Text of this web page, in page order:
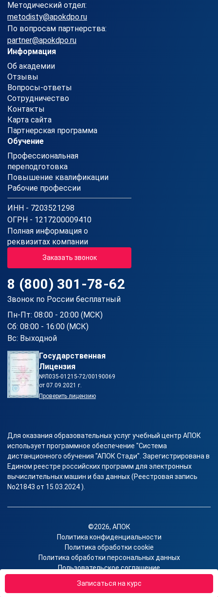
Записаться на курс
Методический отдел:
metodisty@apokdpo.ru
По вопросам партнерства:
partner@apokdpo.ru
Информация
Об академии
Отзывы
Вопросы-ответы
Сотрудничество
Контакты
Карта сайта
Партнерская программа
Обучение
Профессиональная
переподготовка
Повышение квалификации
Рабочие профессии
ИНН - 7203521298
ОГРН - 1217200009410
Полная информация о
реквизитах компании
Заказать звонок
8 (800) 301-78-62
Звонок по России бесплатный
Пн-Пт: 08:00 - 20:00 (МСК)
Сб: 08:00 - 16:00 (МСК)
Вс: Выходной
Государственная
Лицензия
№Л035-01215-72/00190069
от 07.09.2021 г.
Проверить лицензию
Для оказания образовательных услуг учебный центр АПОК
использует программное обеспечение "Система
дистанционного обучения "АПОК Стади". Зарегистрирована в
Едином реестре российских программ для электронных
вычислительных машин и баз данных (Реестровая запись
No21843 от 15.03.2024 ).
©2026, АПОК
Политика конфиденциальности
Политика обработки cookie
Политика обработки персональных данных
Пользовательское соглашение